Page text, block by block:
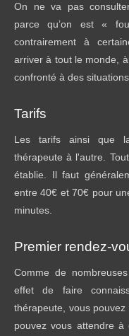
On ne va pas
parce qu’on est «
contrairement à
arriver à tout le monde,
confronté à des situations
Tarifs
Les tarifs ainsi que
thérapeute à l'autre.
établie. Il faut
entre 40€ et 70€ pour
minutes.
Premier rendez-
Comme de
effet de faire
thérapeute, vous
pouvez vous attendre à